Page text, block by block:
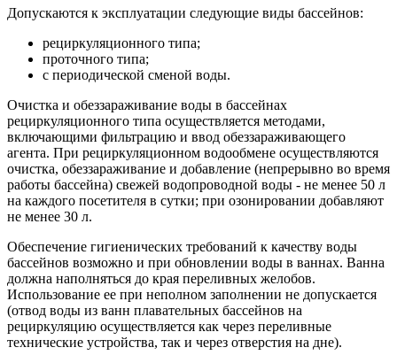
Допускаются к эксплуатации следующие виды бассейнов:
рециркуляционного типа;
проточного типа;
с периодической сменой воды.
Очистка и обеззараживание воды в бассейнах
рециркуляционного типа осуществляется методами,
включающими фильтрацию и ввод обеззараживающего
агента. При рециркуляционном водообмене осуществляются
очистка, обеззараживание и добавление (непрерывно во время
работы бассейна) свежей водопроводной воды - не менее 50 л
на каждого посетителя в сутки; при озонировании добавляют
не менее 30 л.
Обеспечение гигиенических требований к качеству воды
бассейнов возможно и при обновлении воды в ваннах. Ванна
должна наполняться до края переливных желобов.
Использование ее при неполном заполнении не допускается
(отвод воды из ванн плавательных бассейнов на
рециркуляцию осуществляется как через переливные
технические устройства, так и через отверстия на дне).